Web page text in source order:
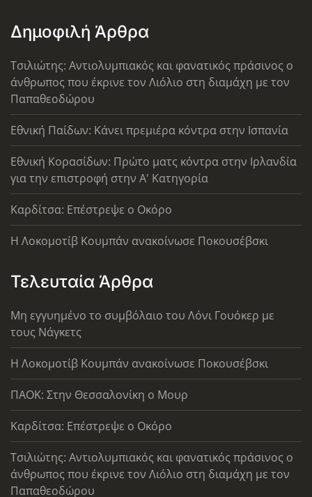
Δημοφιλή Άρθρα
Τσιλιώτης: Αντιολυμπιακός και φανατικός πράσινος ο
άνθρωπος που έκρινε τον Λιόλιο στη διαμάχη με τον
Παπαθεοδώρου
Εθνική Παίδων: Κάνει πρεμιέρα κόντρα στην Ισπανία
Εθνική Κορασίδων: Πρώτο ματς κόντρα στην Ιρλανδία
για την επιστροφή στην Α' Κατηγορία
Καρδίτσα: Επέστρεψε ο Οκόρο
Η Λοκομοτίβ Κουμπάν ανακοίνωσε Ποκουσέβσκι
Τελευταία Άρθρα
Μη εγγυημένο το συμβόλαιο του Λόνι Γουόκερ με
τους Νάγκετς
Η Λοκομοτίβ Κουμπάν ανακοίνωσε Ποκουσέβσκι
ΠΑΟΚ: Στην Θεσσαλονίκη ο Μουρ
Καρδίτσα: Επέστρεψε ο Οκόρο
Τσιλιώτης: Αντιολυμπιακός και φανατικός πράσινος ο
άνθρωπος που έκρινε τον Λιόλιο στη διαμάχη με τον
Παπαθεοδώρου